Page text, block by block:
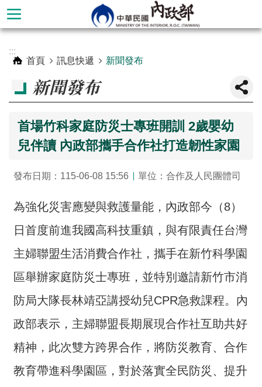
跳到主要內容區塊
階
本
部
簡
介
主
政
策
訊
息
:::
首頁
訊息快遞 新聞發布
新聞發布
首場竹科家庭防災士專班開訓 2歲嬰幼
兒伴讀 內政部攜手合作社打造韌性家園
發布日期：115-06-08 15:56 單位：合作及人民團體司
為強化災害應變與救護量能，內政部今（8）
日首度前進我國高科技重鎮，與有限責任台灣
主婦聯盟生活消費合作社，攜手在新竹科學園
區舉辦家庭防災士專班，並特別邀請新竹市消
防局大隊長林靖亞講授幼兒CPR急救課程。內
政部表示，主婦聯盟長期展現合作社互助共好
精神，此次雙方跨界合作，將防災教育、合作
教育帶進科學園區，對於落實全民防災、提升